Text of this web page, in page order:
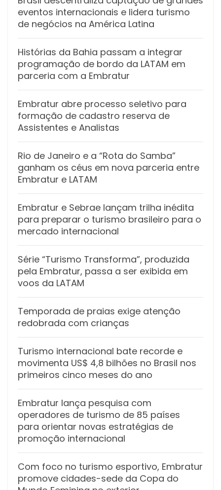
eventos internacionais e lidera turismo
de negócios na América Latina
Histórias da Bahia passam a integrar
programação de bordo da LATAM em
parceria com a Embratur
Embratur abre processo seletivo para
formação de cadastro reserva de
Assistentes e Analistas
Rio de Janeiro e a “Rota do Samba”
ganham os céus em nova parceria entre
Embratur e LATAM
Embratur e Sebrae lançam trilha inédita
para preparar o turismo brasileiro para o
mercado internacional
Série “Turismo Transforma”, produzida
pela Embratur, passa a ser exibida em
voos da LATAM
Temporada de praias exige atenção
redobrada com crianças
Turismo internacional bate recorde e
movimenta US$ 4,8 bilhões no Brasil nos
primeiros cinco meses do ano
Embratur lança pesquisa com
operadores de turismo de 85 países
para orientar novas estratégias de
promoção internacional
Com foco no turismo esportivo, Embratur
promove cidades-sede da Copa do